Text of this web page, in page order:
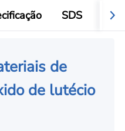
SDS
de
de lutécio